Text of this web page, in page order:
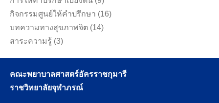
กิจกรรมศูนย์ให้คำปรึกษา (16)
บทความทางสุขภาพจิต (14)
สาระความรู้ (3)
คณะพยาบาลศาสตร์อัครราชกุมารี
ราชวิทยาลัยจุฬาภรณ์